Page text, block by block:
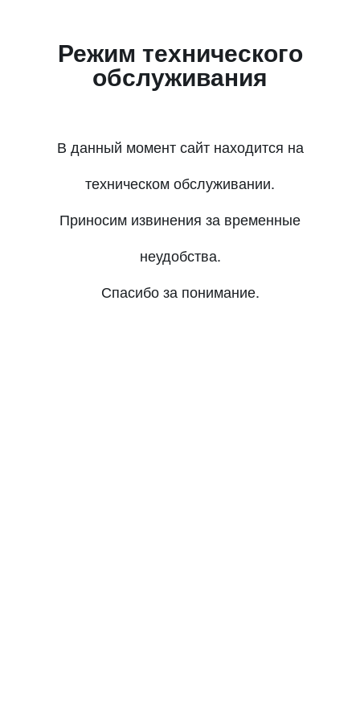
Режим технического
обслуживания
В данный момент сайт находится на
техническом обслуживании.
Приносим извинения за временные
неудобства.
Спасибо за понимание.